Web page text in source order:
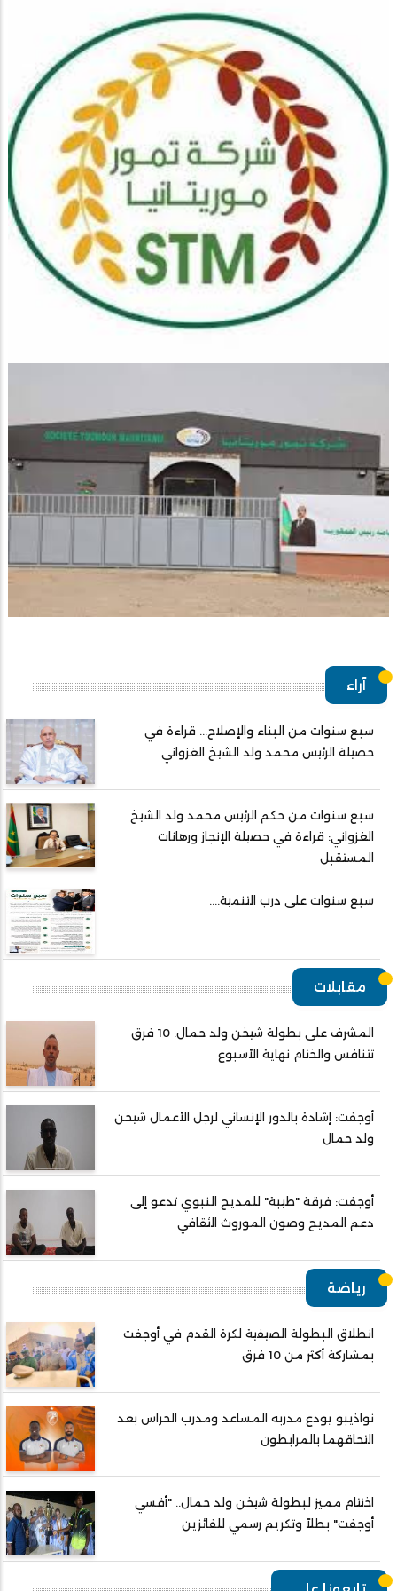
آراء
سبع سنوات من البناء والإصلاح... قراءة في
حصيلة الرئيس محمد ولد الشيخ الغزواني
سبع سنوات من حكم الرئيس محمد ولد الشيخ
الغزواني: قراءة في حصيلة الإنجاز ورهانات
المستقبل
سبع سنوات على درب التنمية....
مقابلات
المشرف على بطولة شيخن ولد حمال: 10 فرق
تتنافس والختام نهاية الأسبوع
أوجفت: إشادة بالدور الإنساني لرجل الأعمال شيخن
ولد حمال
أوجفت: فرقة "طيبة" للمديح النبوي تدعو إلى
دعم المديح وصون الموروث الثقافي
رياضة
انطلاق البطولة الصيفية لكرة القدم في أوجفت
بمشاركة أكثر من 10 فرق
نواذيبو يودع مدربه المساعد ومدرب الحراس بعد
التحاقهما بالمرابطون
اختتام مميز لبطولة شيخن ولد حمال.. "أفسي
أوجفت" بطلاً وتكريم رسمي للفائزين